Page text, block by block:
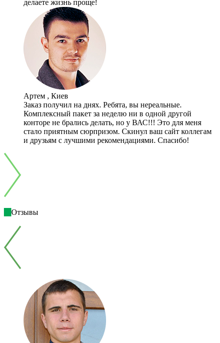
делаете жизнь проще!
Артем , Киев
Заказ получил на днях. Ребята, вы нереальные.
Комплексный пакет за неделю ни в одной другой
конторе не брались делать, но у ВАС!!! Это для меня
стало приятным сюрпризом. Скинул ваш сайт коллегам
и друзьям с лучшими рекомендациями. Спасибо!
Отзывы